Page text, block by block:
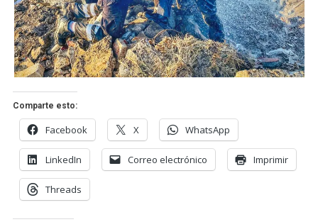
Comparte esto:
Facebook X WhatsApp
LinkedIn Correo electrónico Imprimir
Threads